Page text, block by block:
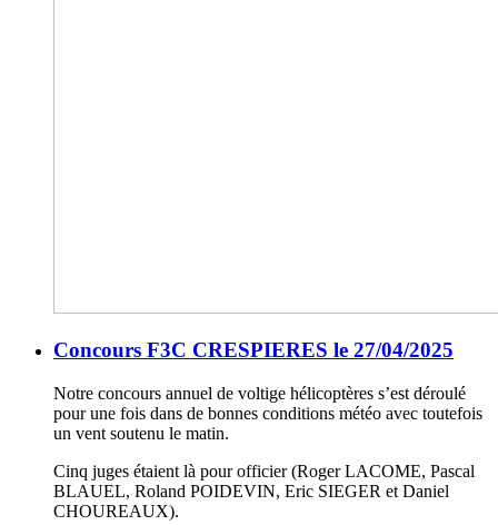
Concours F3C CRESPIERES le 27/04/2025
Notre concours annuel de voltige hélicoptères s’est déroulé
pour une fois dans de bonnes conditions météo avec toutefois
un vent soutenu le matin.
Cinq juges étaient là pour officier (Roger LACOME, Pascal
BLAUEL, Roland POIDEVIN, Eric SIEGER et Daniel
CHOUREAUX).